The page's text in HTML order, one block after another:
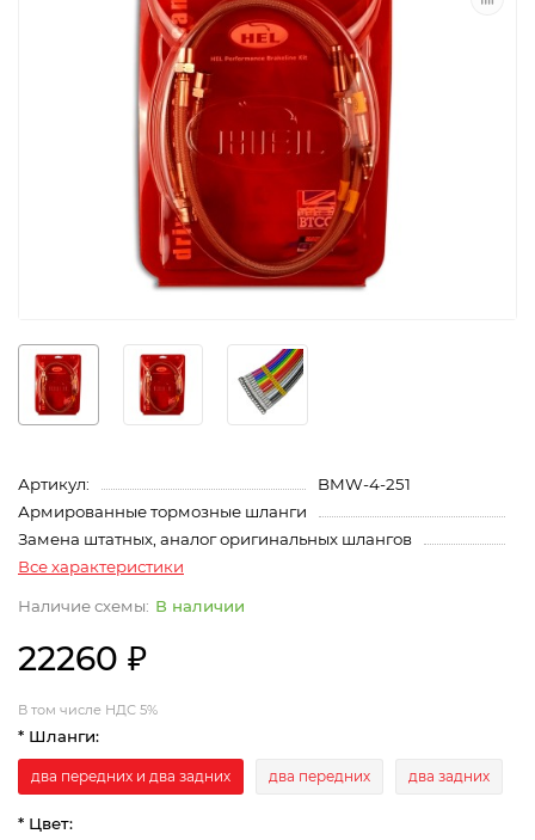
Артикул:
BMW-4-251
Армированные тормозные шланги
Замена штатных, аналог оригинальных шлангов
Все характеристики
В наличии
22260 ₽
В том числе НДС 5%
* Шланги:
два передних и два задних два передних два задних
* Цвет: